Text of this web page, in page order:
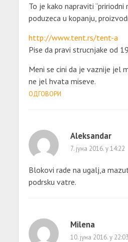
To je kako napraviti
poduzeca u kopanju,
http://www.tent.rs/tent-a
Pise da pravi strucnjake od
Meni se cini da je vaznije jel
ne jel hvata miseve.
ОДГОВОРИ
Aleksandar
7. јуна 2016. у 14:22
Blokovi rade na ugalj,a
podrsku vatre.
Milena
10. јуна 2016. у 22:03